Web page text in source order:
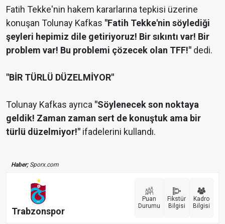
Fatih Tekke'nin hakem kararlarına tepkisi üzerine
konuşan Tolunay Kafkas "Fatih Tekke'nin söylediği
şeyleri hepimiz dile getiriyoruz! Bir sıkıntı var! Bir
problem var! Bu problemi çözecek olan TFF!" dedi.
"BİR TÜRLÜ DÜZELMİYOR"
Tolunay Kafkas ayrıca "Söylenecek son noktaya
geldik! Zaman zaman sert de konuştuk ama bir
türlü düzelmiyor!" ifadelerini kullandı.
Haber;Sporx.com
Trabzonspor
Puan
Durumu
Fikstür
Bilgisi
Kadro
Bilgisi